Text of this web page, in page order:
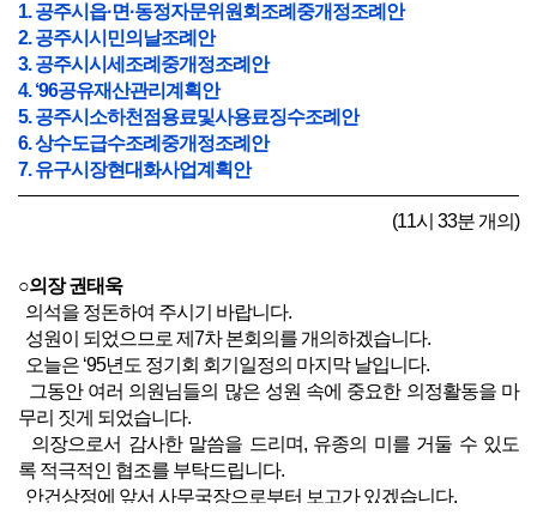
1. 공주시읍·면·동정자문위원회조례중개정조례안
2. 공주시시민의날조례안
3. 공주시시세조례중개정조례안
4. ‘96공유재산관리계획안
5. 공주시소하천점용료및사용료징수조례안
6. 상수도급수조례중개정조례안
7. 유구시장현대화사업계획안
(11시 33분 개의)
○의장 권태욱
의석을 정돈하여 주시기 바랍니다.
성원이 되었으므로 제7차 본회의를 개의하겠습니다.
오늘은 ‘95년도 정기회 회기일정의 마지막 날입니다.
그동안 여러 의원님들의 많은 성원 속에 중요한 의정활동을 마
무리 짓게 되었습니다.
의장으로서 감사한 말씀을 드리며, 유종의 미를 거둘 수 있도
록 적극적인 협조를 부탁드립니다.
안건상정에 앞서 사무국장으로부터 보고가 있겠습니다.